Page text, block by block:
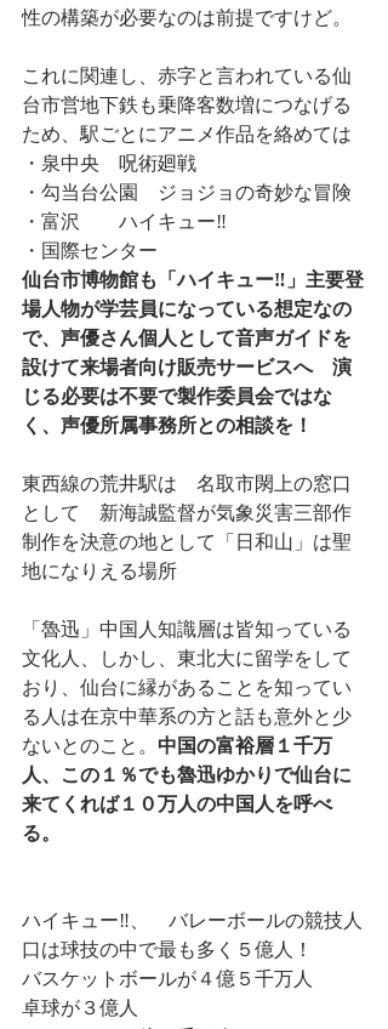
性の構築が必要なのは前提ですけど。
これに関連し、赤字と言われている仙
台市営地下鉄も乗降客数増につなげる
ため、駅ごとにアニメ作品を絡めては
・泉中央　呪術廻戦
・勾当台公園　ジョジョの奇妙な冒険
・富沢　　ハイキュー‼
・国際センター
仙台市博物館も「ハイキュー‼」主要登
場人物が学芸員になっている想定なの
で、声優さん個人として音声ガイドを
設けて来場者向け販売サービスへ　演
じる必要は不要で製作委員会ではな
く、声優所属事務所との相談を！
東西線の荒井駅は　名取市閖上の窓口
として　新海誠監督が気象災害三部作
制作を決意の地として「日和山」は聖
地になりえる場所
「魯迅」中国人知識層は皆知っている
文化人、しかし、東北大に留学をして
おり、仙台に縁があることを知ってい
る人は在京中華系の方と話も意外と少
ないとのこと。 中国の富裕層１千万
人、この１％でも魯迅ゆかりで仙台に
来てくれば１０万人の中国人を呼べ
る。
ハイキュー‼、　バレーボールの競技人
口は球技の中で最も多く５億人！
バスケットボールが４億５千万人
卓球が３億人